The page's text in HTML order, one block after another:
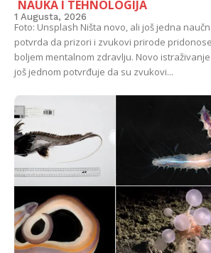
NAUKA I TEHNOLOGIJA
1 Augusta, 2026
Foto: Unsplash Ništa novo, ali još jedna
potvrda da prizori i zvukovi prirode pridonose
boljem mentalnom zdravlju. Novo istraživanje
još jednom potvrđuje da su zvukovi...